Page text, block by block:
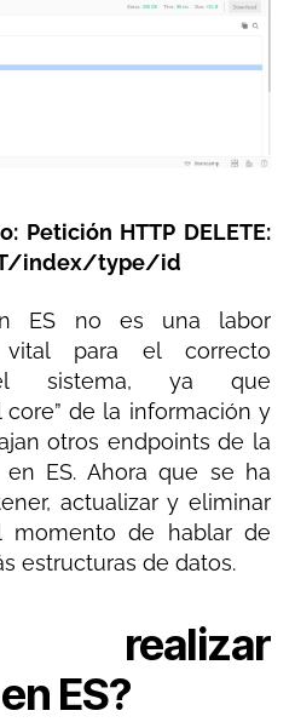
Petición HTTP DELETE:
index/type/id
ES no es una labor
para el correcto
sistema, ya que
de la información y
otros endpoints de la
en ES. Ahora que se ha
actualizar y eliminar
momento de hablar de
estructuras de datos.
realizar
ES?